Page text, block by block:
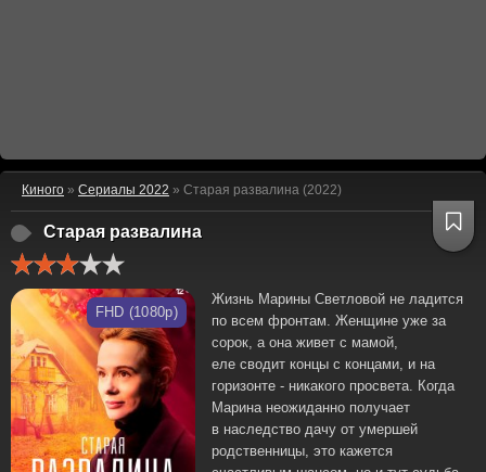
Киного » Сериалы 2022 » Старая развалина (2022)
Старая развалина
FHD (1080p)
Жизнь Марины Светловой не ладится
по всем фронтам. Женщине уже за
сорок, а она живет с мамой,
еле сводит концы с концами, и на
горизонте - никакого просвета. Когда
Марина неожиданно получает
в наследство дачу от умершей
родственницы, это кажется